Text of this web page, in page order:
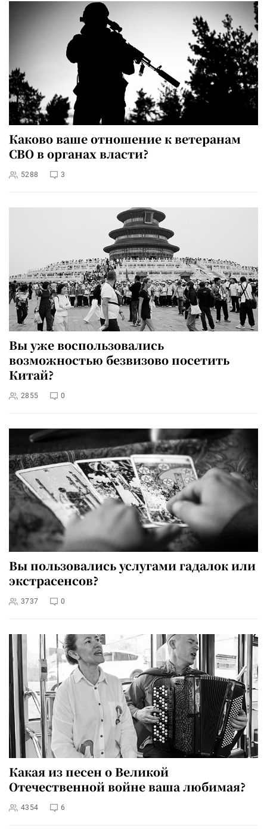
Каково ваше отношение к ветеранам
СВО в органах власти?
5288 3
Вы уже воспользовались
возможностью безвизово посетить
Китай?
2855 0
Вы пользовались услугами гадалок или
экстрасенсов?
3737 0
Какая из песен о Великой
Отечественной войне ваша любимая?
4354 6